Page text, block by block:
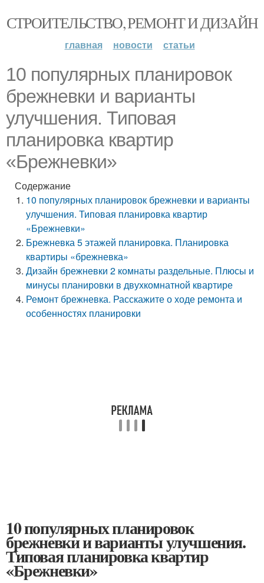
СТРОИТЕЛЬСТВО, РЕМОНТ И ДИЗАЙН
главная новости статьи
10 популярных планировок
брежневки и варианты
улучшения. Типовая
планировка квартир
«Брежневки»
Содержание
10 популярных планировок брежневки и варианты
улучшения. Типовая планировка квартир
«Брежневки»
Брежневка 5 этажей планировка. Планировка
квартиры «брежневка»
Дизайн брежневки 2 комнаты раздельные. Плюсы и
минусы планировки в двухкомнатной квартире
Ремонт брежневка. Расскажите о ходе ремонта и
особенностях планировки
10 популярных планировок
брежневки и варианты улучшения.
Типовая планировка квартир
«Брежневки»